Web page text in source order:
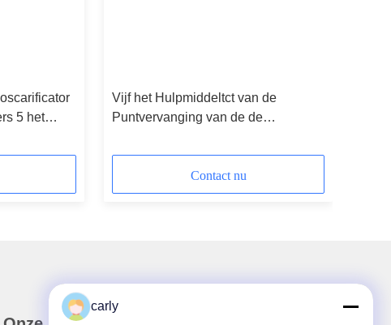
5 het
Vijf het Hulpmiddeltct van de
Puntvervanging van de de
Snijdersassemblage Delen
Algemene Opstelling
Contact nu
carly